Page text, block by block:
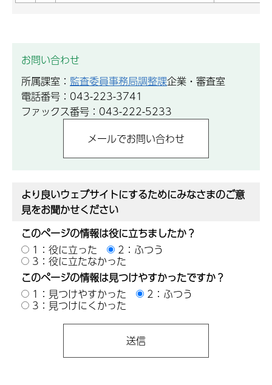
お問い合わせ
所属課室： 監査委員事務局調整課企業・審査室
電話番号：043-223-3741
ファックス番号：043-222-5233
より良いウェブサイトにするためにみなさまのご意
見をお聞かせください
このページの情報は役に立ちましたか？
1：役に立った
2：ふつう
3：役に立たなかった
このページの情報は見つけやすかったですか？
1：見つけやすかった
2：ふつう
3：見つけにくかった